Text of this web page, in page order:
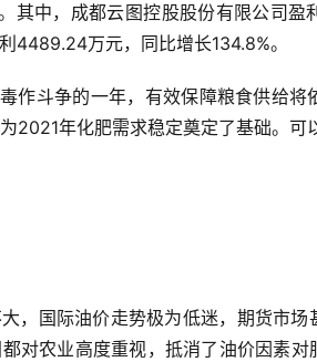
其中，成都云图控股股份有限公司盈
4489.24万元，同比增长134.8%。
作斗争的一年，有效保障粮食供给
2021年化肥需求稳定奠定了基础。
，国际油价走势极为低迷，期货市
对农业高度重视，抵消了油价因素对